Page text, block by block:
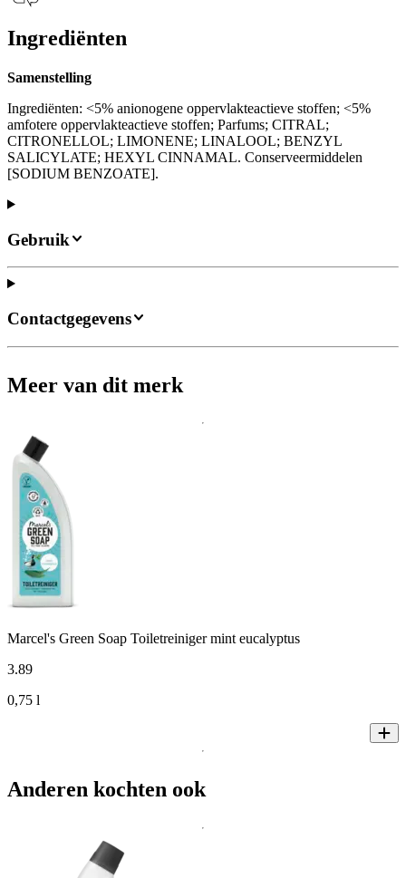
Ingrediënten
Samenstelling
Ingrediënten: <5% anionogene oppervlakteactieve stoffen; <5%
amfotere oppervlakteactieve stoffen; Parfums; CITRAL;
CITRONELLOL; LIMONENE; LINALOOL; BENZYL
SALICYLATE; HEXYL CINNAMAL. Conserveermiddelen
[SODIUM BENZOATE].
Gebruik
Contactgegevens
Meer van dit merk
Marcel's Green Soap Toiletreiniger mint eucalyptus
3.89
0,75 l
Anderen kochten ook